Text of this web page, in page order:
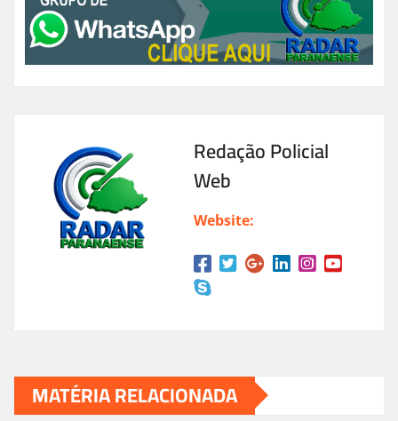
Redação Policial
Web
Website:
MATÉRIA RELACIONADA